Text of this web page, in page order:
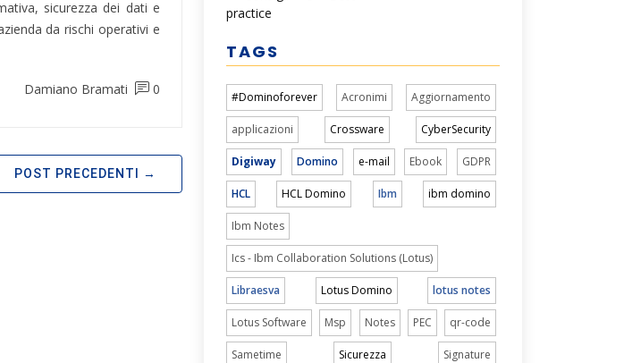
sicurezza dei dati e
da rischi operativi e
Damiano Bramati 0
POST PRECEDENTI
practice
TAGS
#Dominoforever Acronimi Aggiornamento
applicazioni Crossware CyberSecurity
Digiway Domino e-mail Ebook GDPR
HCL HCL Domino Ibm ibm domino
Ibm Notes
Ics - Ibm Collaboration Solutions (Lotus)
Libraesva Lotus Domino lotus notes
Lotus Software Msp Notes PEC qr-code
Sametime Sicurezza Signature